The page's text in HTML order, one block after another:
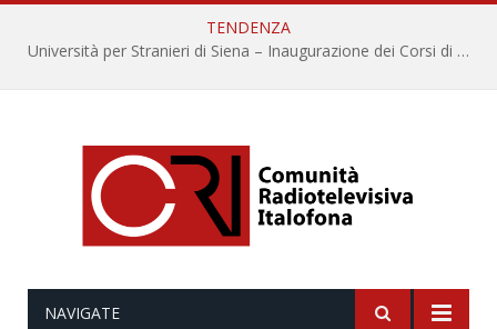
TENDENZA
Università per Stranieri di Siena – Inaugurazione dei Corsi di Lingua e Cultura Italiana, 109a annata
NAVIGATE